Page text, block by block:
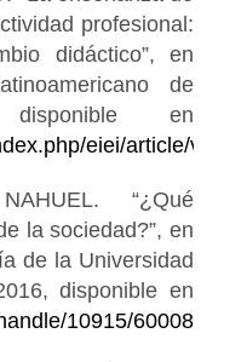
profesional:
didáctico”, en
de
en
eiei/article/view/
“¿Qué
la sociedad?”, en
de la Universidad
disponible en
10915/60008].